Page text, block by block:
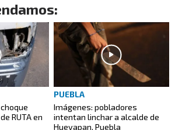
RUTA en
PUEBLA
Imágenes: pobladores
intentan linchar a alcalde de
Hueyapan, Puebla